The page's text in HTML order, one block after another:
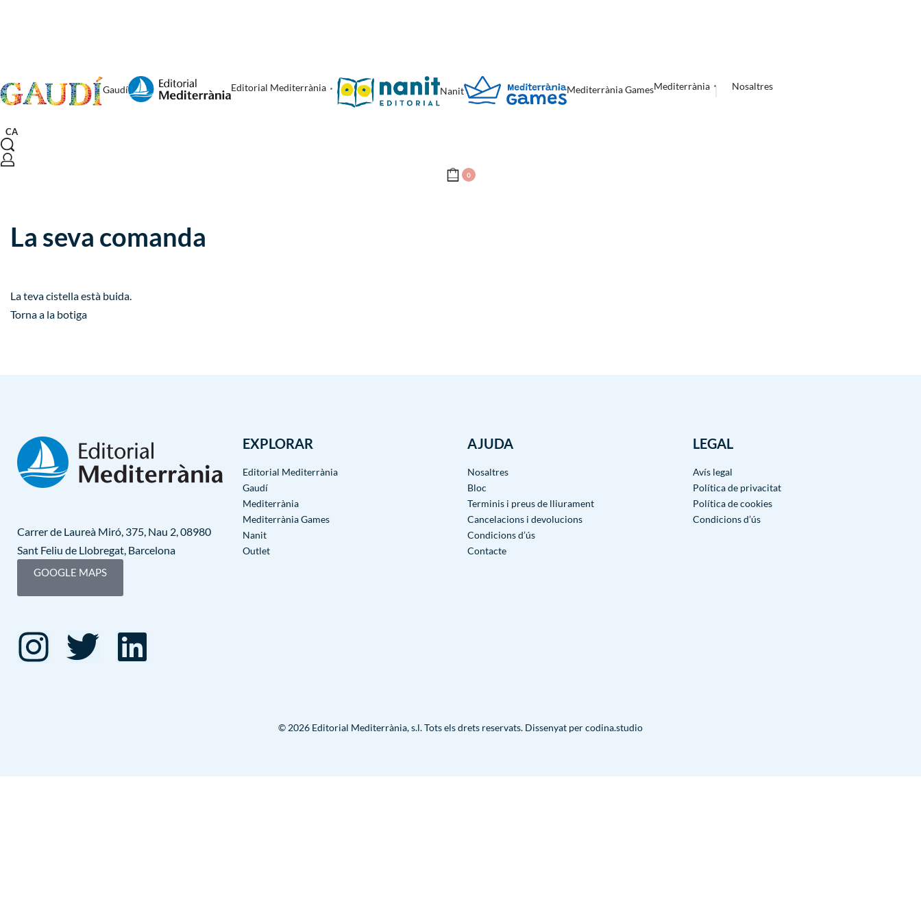
Gaudí Editorial Mediterrània Nanit Mediterrània GamesMediterrània Nosaltres
CA
0
La seva comanda
La teva cistella està buida.
Torna a la botiga
Carrer de Laureà Miró, 375, Nau 2, 08980
Sant Feliu de Llobregat, Barcelona
GOOGLE MAPS
EXPLORAR
Editorial Mediterrània
Gaudí
Mediterrània
Mediterrània Games
Nanit
Outlet
AJUDA
Nosaltres
Bloc
Terminis i preus de lliurament
Cancelacions i devolucions
Condicions d’ús
Contacte
LEGAL
Avís legal
Política de privacitat
Política de cookies
Condicions d’ús
© 2026 Editorial Mediterrània, s.l. Tots els drets reservats. Dissenyat percodina.studio